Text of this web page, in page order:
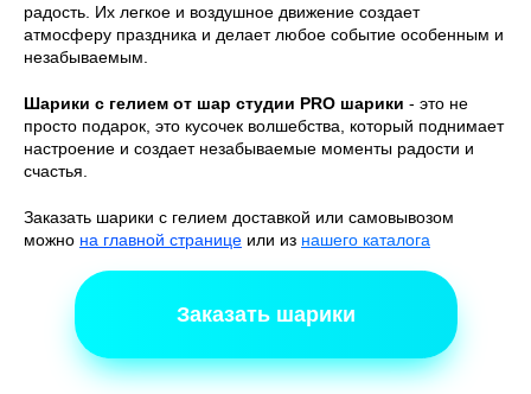
радость. Их легкое и воздушное движение создает
атмосферу праздника и делает любое событие особенным и
незабываемым.
Шарики с гелием от шар студии PRO шарики - это не
просто подарок, это кусочек волшебства, который поднимает
настроение и создает незабываемые моменты радости и
счастья.
Заказать шарики с гелием доставкой или самовывозом
можно на главной странице или из нашего каталога
Заказать шарики